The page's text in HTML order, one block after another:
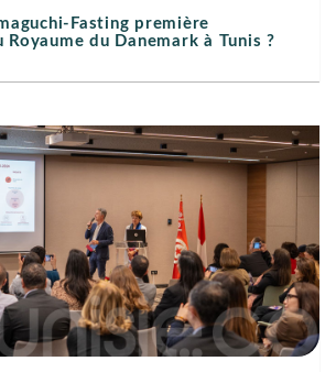
Fasting première
Royaume du Danemark à Tunis ?